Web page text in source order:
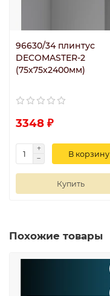
96630/34 плинтус
DECOMASTER-2
(75х75х2400мм)
3348 ₽
В корзину
Купить
Похожие товары